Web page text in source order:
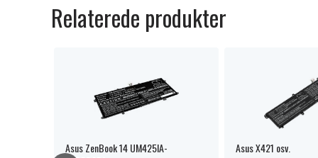
Relaterede produkter
Asus ZenBook 14 UM425IA-
Asus X421 osv.